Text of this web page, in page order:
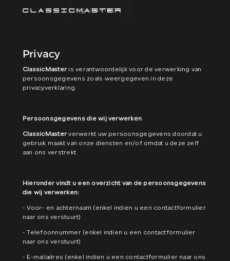
CONTACT
COLLECTIE
ALGEMENE
CONTACT
Privacy
ClassicMaster is verantwoordelijk voor de verwerking van
persoonsgegevens zoals weergegeven in deze
privacyverklaring.
Persoonsgegevens die wij verwerken
ClassicMaster verwerkt uw persoonsgegevens doordat u
gebruik maakt van onze diensten en/of omdat u deze zelf
aan ons verstrekt.
Hieronder vindt u een overzicht van de persoonsgegevens
die wij verwerken:
- Voor- en achternaam (enkel indien u een contactformulier
naar ons verstuurt)
- Telefoonnummer (enkel indien u een contactformulier
naar ons verstuurt)
- E-mailadres (enkel indien u een contactformulier naar ons